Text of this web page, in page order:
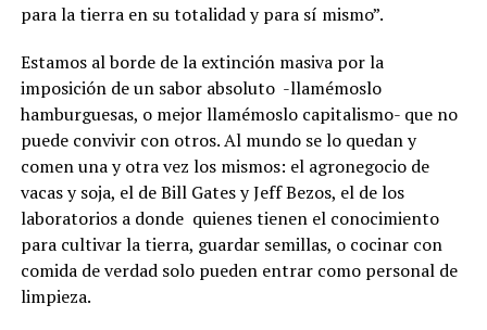
para la tierra en su totalidad y para sí mismo”.
Estamos al borde de la extinción masiva por la
imposición de un sabor absoluto -llamémoslo
hamburguesas, o mejor llamémoslo capitalismo- que no
puede convivir con otros. Al mundo se lo quedan y
comen una y otra vez los mismos: el agronegocio de
vacas y soja, el de Bill Gates y Jeff Bezos, el de los
laboratorios a donde quienes tienen el conocimiento
para cultivar la tierra, guardar semillas, o cocinar con
comida de verdad solo pueden entrar como personal de
limpieza.